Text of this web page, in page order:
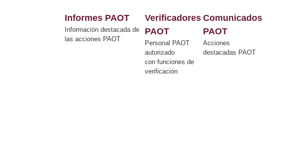
Informes PAOT
Información destacada de
las acciones PAOT
Verificadores
PAOT
Personal PAOT
autorizado
con funciones de
verificación
Comunicados
PAOT
Acciones
destacadas PAOT